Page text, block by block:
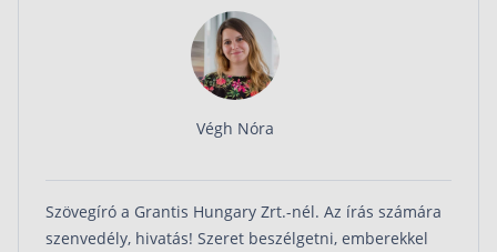
Végh Nóra
Szövegíró a Grantis Hungary Zrt.-nél. Az írás számára
szenvedély, hivatás! Szeret beszélgetni, emberekkel